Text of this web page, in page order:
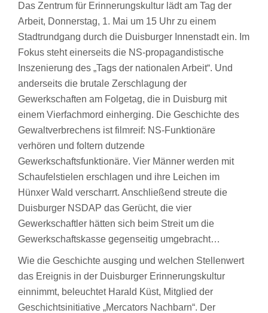
Das Zentrum für Erinnerungskultur lädt am Tag der
Arbeit, Donnerstag, 1. Mai um 15 Uhr zu einem
Stadtrundgang durch die Duisburger Innenstadt ein. Im
Fokus steht einerseits die NS-propagandistische
Inszenierung des „Tags der nationalen Arbeit“. Und
anderseits die brutale Zerschlagung der
Gewerkschaften am Folgetag, die in Duisburg mit
einem Vierfachmord einherging. Die Geschichte des
Gewaltverbrechens ist filmreif: NS-Funktionäre
verhören und foltern dutzende
Gewerkschaftsfunktionäre. Vier Männer werden mit
Schaufelstielen erschlagen und ihre Leichen im
Hünxer Wald verscharrt. Anschließend streute die
Duisburger NSDAP das Gerücht, die vier
Gewerkschaftler hätten sich beim Streit um die
Gewerkschaftskasse gegenseitig umgebracht…
Wie die Geschichte ausging und welchen Stellenwert
das Ereignis in der Duisburger Erinnerungskultur
einnimmt, beleuchtet Harald Küst, Mitglied der
Geschichtsinitiative „Mercators Nachbarn“. Der